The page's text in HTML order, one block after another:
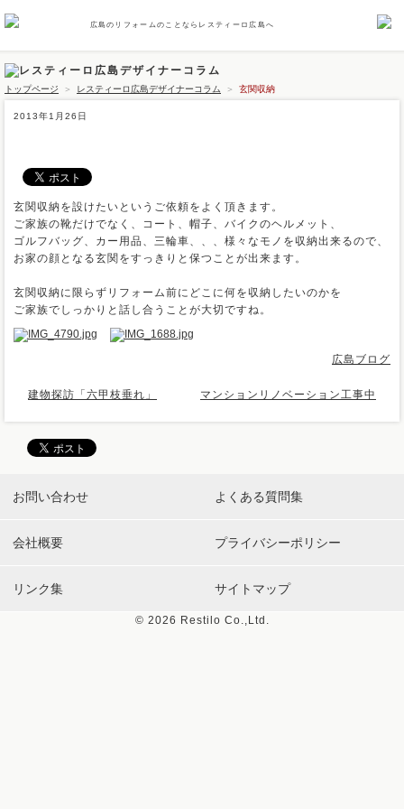
広島のリフォームのことならレスティーロ広島へ
トップページ ＞ レスティーロ広島デザイナーコラム ＞ 玄関収納
2013年1月26日
玄関収納を設けたいというご依頼をよく頂きます。
ご家族の靴だけでなく、コート、帽子、バイクのヘルメット、
ゴルフバッグ、カー用品、三輪車、、、様々なモノを収納出来るので、
お家の顔となる玄関をすっきりと保つことが出来ます。
玄関収納に限らずリフォーム前にどこに何を収納したいのかを
ご家族でしっかりと話し合うことが大切ですね。
広島ブログ
建物探訪「六甲枝垂れ」 マンションリノベーション工事中
お問い合わせ よくある質問集
会社概要 プライバシーポリシー
リンク集 サイトマップ
© 2026 Restilo Co.,Ltd.